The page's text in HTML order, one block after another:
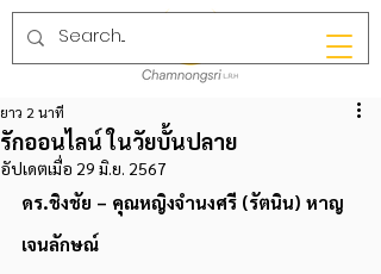
รักออนไลน์ ในวัยบั้นปลาย
ยาว 2 นาที
อัปเดตเมื่อ 29 มิ.ย. 2567
ดร.ชิงชัย – คุณหญิงจำนงศรี (รัตนิน) หาญ
เจนลักษณ์